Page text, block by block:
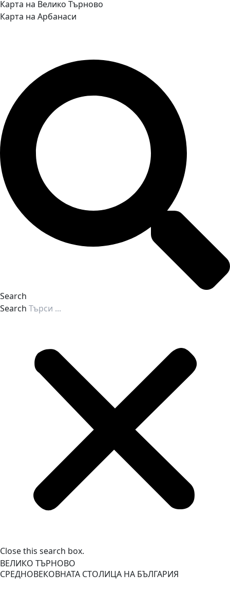
Карта на Велико Търново
Карта на Арбанаси
Search
Search
Close this search box.
ВЕЛИКО ТЪРНОВО
СРЕДНОВЕКОВНАТА СТОЛИЦА НА БЪЛГАРИЯ